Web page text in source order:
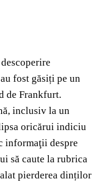
fost găsiți pe un
de Frankfurt.
inclusiv la un
oricărui indiciu
informaţii despre
să caute la rubrica
pierderea dinților